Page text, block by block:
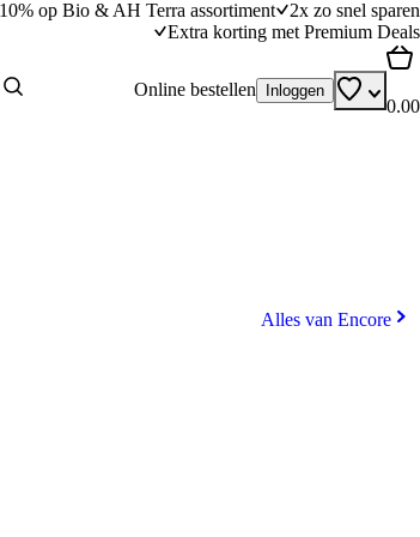
10% op Bio & AH Terra assortiment
2x zo snel sparen
Extra korting met Premium Deals
Online bestellen Inloggen
0.00
Alles van Encore